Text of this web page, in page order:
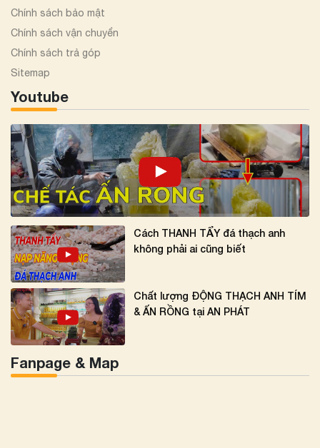
Chính sách bảo mật
Chính sách vận chuyển
Chính sách trả góp
Sitemap
Youtube
Cách THANH TẨY đá thạch anh
không phải ai cũng biết
Chất lượng ĐỘNG THẠCH ANH TÍM
& ẤN RỒNG tại AN PHÁT
Fanpage & Map